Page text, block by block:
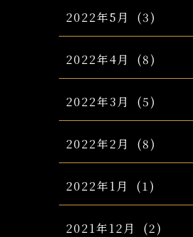
2022年5月 (3)
2022年4月 (8)
2022年3月 (5)
2022年2月 (8)
2022年1月 (1)
2021年12月 (2)